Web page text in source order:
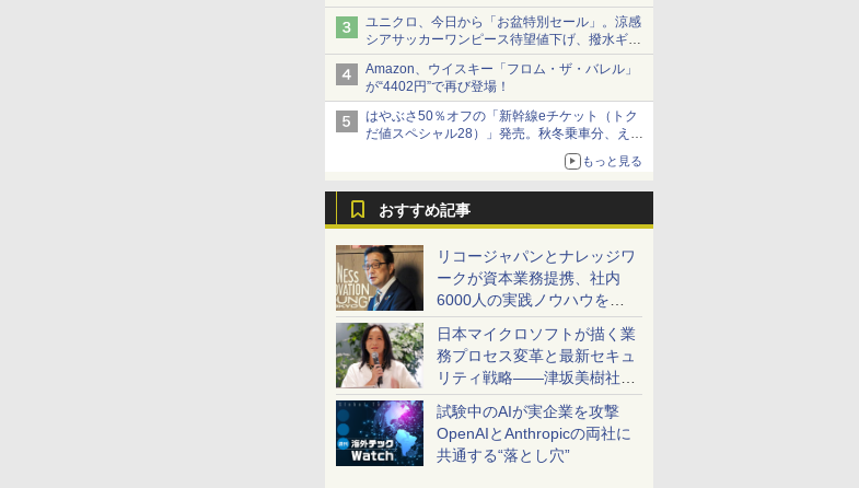
で順次無料配信開始
ユニクロ、今日から「お盆特別セール」。涼感
シアサッカーワンピース待望値下げ、撥水ギア
ショーツは1990円に
Amazon、ウイスキー「フロム・ザ・バレル」
が“4402円”で再び登場！
はやぶさ50％オフの「新幹線eチケット（トク
だ値スペシャル28）」発売。秋冬乗車分、えき
もっと見る
おすすめ記事
リコージャパンとナレッジワ
ークが資本業務提携、社内
6000人の実践ノウハウを生
かした「AI商談記録 for
RICOH」を展開へ
日本マイクロソフトが描く業
務プロセス変革と最新セキュ
リティ戦略――津坂美樹社長
が2027年度戦略を説明
試験中のAIが実企業を攻撃
OpenAIとAnthropicの両社に
共通する“落とし穴”